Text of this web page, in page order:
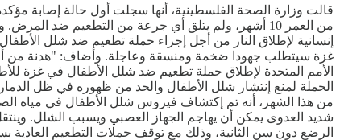
من العمر 10 أشهر، ولم يتلق أي جرعة من التطعيم
إنسانية لإطلاق النار من أجل إجراء حملة تطعيم ضد شلل
غزة سيتطلب جهودا ضخمة ومنسقة وعاجلة. وأضاف: "هدنة من
الحملة لمنع إنتشار شلل الأطفال والحد من ظهوره في ظل
من هذا الشهر، أنه تم إكتشاف فيروس شلل الأطفال في مياه
شديد العدوى يمكن أن يهاجم الجهاز العصبي ويسبب الشلل.
الرضع دون سن الثانية، وذلك مع توقف حملات التطعيم العادية